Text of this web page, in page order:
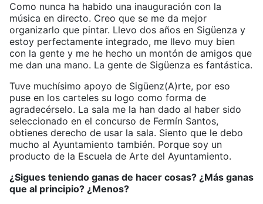
Como nunca ha habido una inauguración con la
música en directo. Creo que se me da mejor
organizarlo que pintar. Llevo dos años en Sigüenza y
estoy perfectamente integrado, me llevo muy bien
con la gente y me he hecho un montón de amigos que
me dan una mano. La gente de Sigüenza es fantástica.
Tuve muchísimo apoyo de Sigüenz(A)rte, por eso
puse en los carteles su logo como forma de
agradecérselo. La sala me la han dado al haber sido
seleccionado en el concurso de Fermín Santos,
obtienes derecho de usar la sala. Siento que le debo
mucho al Ayuntamiento también. Porque soy un
producto de la Escuela de Arte del Ayuntamiento.
¿Sigues teniendo ganas de hacer cosas? ¿Más ganas
que al principio? ¿Menos?